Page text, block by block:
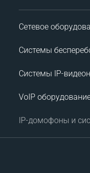
Сетевое
Системы
Системы IP-
VoIP
IP-домофоны и